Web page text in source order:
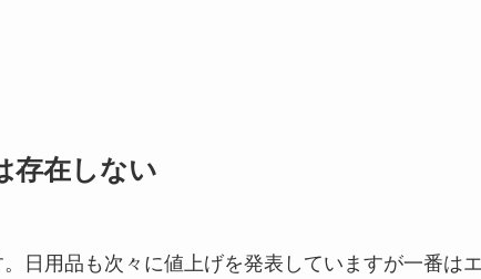
存在しない
日用品も次々に値上げを発表していますが一番はエ